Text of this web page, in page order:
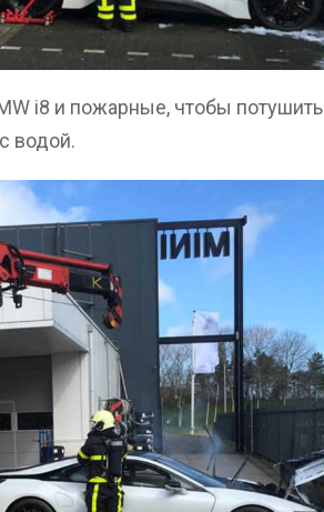
i8 и пожарные, чтобы потушить
водой.